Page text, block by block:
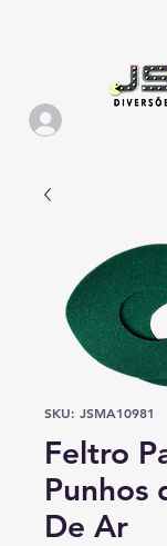
SKU: JSMA10981
Feltro
Punhos
De Ar